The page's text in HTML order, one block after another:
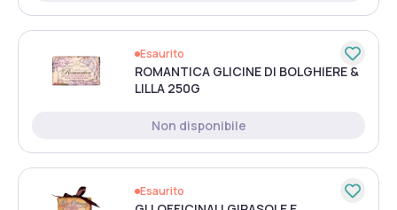
Esaurito
ROMANTICA GLICINE DI BOLGHIERE &
LILLA 250G
Non disponibile
Esaurito